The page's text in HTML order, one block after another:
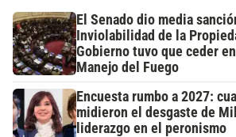
El Senado dio media
Inviolabilidad de la
Gobierno tuvo que ceder
Manejo del Fuego
Encuesta rumbo a 2027:
midieron el desgaste de
liderazgo en el peronismo